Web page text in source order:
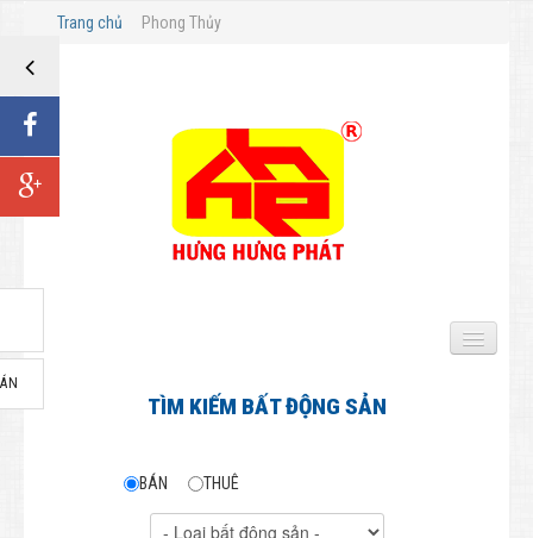
Trang chủ Phong Thủy
Biệt thự - Nhà Biệt lập
TÌM KIẾM BẤT ĐỘNG SẢN
BÁN THUÊ